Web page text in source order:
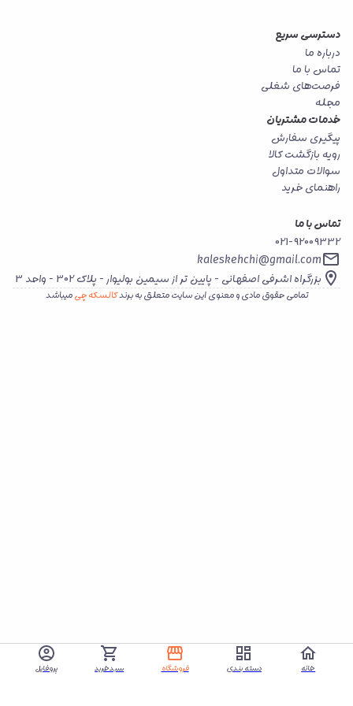
دسترسی سریع
درباره ما
تماس با ما
فرصت‌های شغلی
مجله
خدمات مشتریان
پیگیری سفارش
رویه بازگشت کالا
سوالات متداول
راهنمای خرید
تماس با ما
021-92009332
kaleskehchi@gmail.com
بزرگراه اشرفی اصفهانی - پایین تر از سیمین بولیوار - پلاک 302 - واحد 3
تمامی حقوق مادی و معنوی این سایت متعلق به برندکالسکه چیمیباشد
خانه دسته بندی فروشگاه سبدخرید پروفایل